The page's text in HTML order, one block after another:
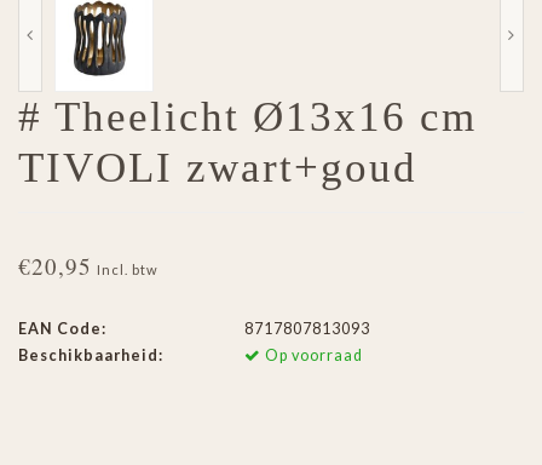
# Theelicht Ø13x16 cm
TIVOLI zwart+goud
€20,95 Incl. btw
EAN Code:
8717807813093
Beschikbaarheid:
Op voorraad